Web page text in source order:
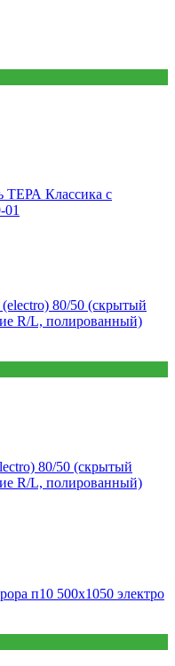
ТЕРА Классика с
80/50 (скрытый
R/L, полированный)